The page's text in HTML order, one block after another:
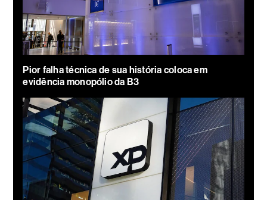
Pior falha técnica de sua história coloca em
evidência monopólio da B3